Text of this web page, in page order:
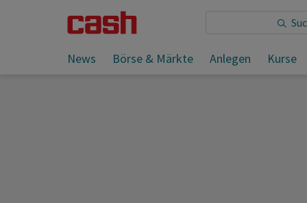
News Börse & Märkte Anlegen Kurse
Sie lesen: